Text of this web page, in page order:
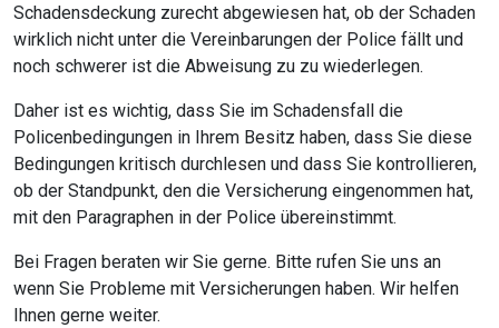
Schadensdeckung zurecht abgewiesen hat, ob der Schaden
wirklich nicht unter die Vereinbarungen der Police fällt und
noch schwerer ist die Abweisung zu zu wiederlegen.
Daher ist es wichtig, dass Sie im Schadensfall die
Policenbedingungen in Ihrem Besitz haben, dass Sie diese
Bedingungen kritisch durchlesen und dass Sie kontrollieren,
ob der Standpunkt, den die Versicherung eingenommen hat,
mit den Paragraphen in der Police übereinstimmt.
Bei Fragen beraten wir Sie gerne. Bitte rufen Sie uns an
wenn Sie Probleme mit Versicherungen haben. Wir helfen
Ihnen gerne weiter.